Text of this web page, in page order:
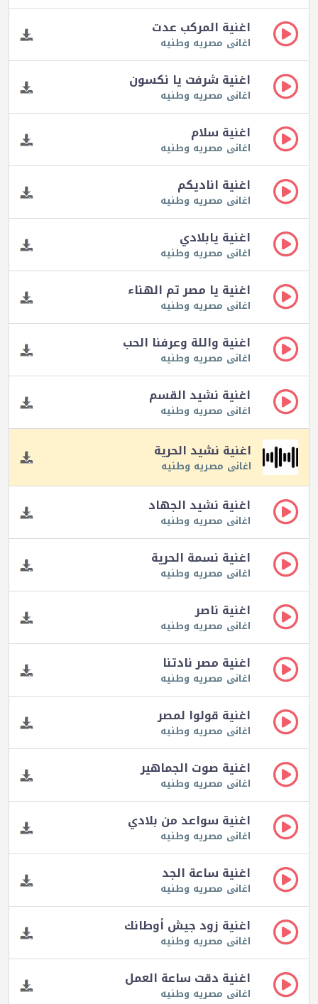
اغنية المركب عدت
اغانى مصريه وطنيه
اغنية شرفت يا نكسون
اغانى مصريه وطنيه
اغنية سلام
اغانى مصريه وطنيه
اغنية اناديكم
اغانى مصريه وطنيه
اغنية يابلادي
اغانى مصريه وطنيه
اغنية يا مصر تم الهناء
اغانى مصريه وطنيه
اغنية واللة وعرفنا الحب
اغانى مصريه وطنيه
اغنية نشيد القسم
اغانى مصريه وطنيه
اغنية نشيد الحرية
اغانى مصريه وطنيه
اغنية نشيد الجهاد
اغانى مصريه وطنيه
اغنية نسمة الحرية
اغانى مصريه وطنيه
اغنية ناصر
اغانى مصريه وطنيه
اغنية مصر نادتنا
اغانى مصريه وطنيه
اغنية قولوا لمصر
اغانى مصريه وطنيه
اغنية صوت الجماهير
اغانى مصريه وطنيه
اغنية سواعد من بلادي
اغانى مصريه وطنيه
اغنية ساعة الجد
اغانى مصريه وطنيه
اغنية زود جيش أوطانك
اغانى مصريه وطنيه
اغنية دقت ساعة العمل
اغانى مصريه وطنيه